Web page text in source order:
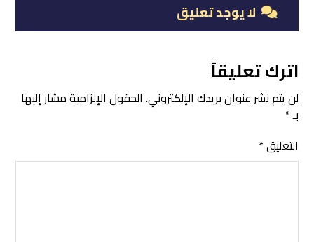
لا يوجد تعليق
اترك تعليقاً
لن يتم نشر عنوان بريدك الإلكتروني. الحقول الإلزامية مشار إليها
بـ*
التعليق*